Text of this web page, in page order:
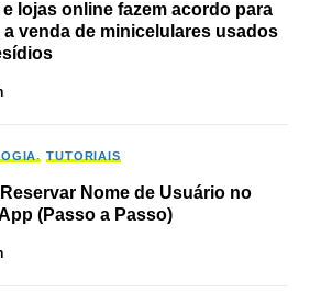
lojas online fazem acordo para
venda de minicelulares usados
TUTORIAIS
Nome de Usuário no
(Passo a Passo)